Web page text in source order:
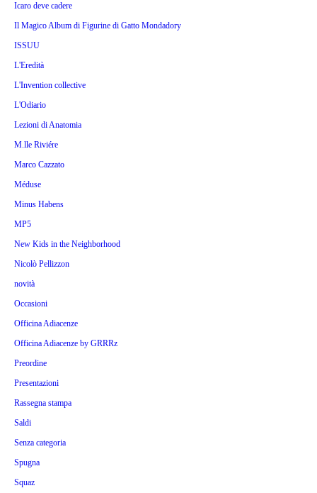
Icaro deve cadere
Il Magico Album di Figurine di Gatto Mondadory
ISSUU
L'Eredità
L'Invention collective
L'Odiario
Lezioni di Anatomia
M.lle Riviére
Marco Cazzato
Méduse
Minus Habens
MP5
New Kids in the Neighborhood
Nicolò Pellizzon
novità
Occasioni
Officina Adiacenze
Officina Adiacenze by GRRRz
Preordine
Presentazioni
Rassegna stampa
Saldi
Senza categoria
Spugna
Squaz